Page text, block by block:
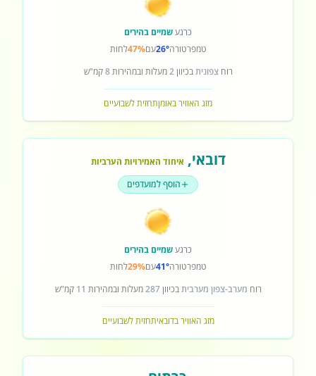
כרגעשמיים בהירים
טמפרטורה26°עם47%לחות
רוחצפוניתבכיוון2מעלות ובמהירות8קמ"ש
מזג האוויר באומןתחזית לשבועיים
דובאי, איחוד האמירויות הערביות
הוסף למועדפים
כרגעשמיים בהירים
טמפרטורה41°עם29%לחות
רוח מערב-צפון מערביתבכיוון287מעלות ובמהירות 11 קמ"ש
מזג האוויר בדובאיתחזית לשבועיים